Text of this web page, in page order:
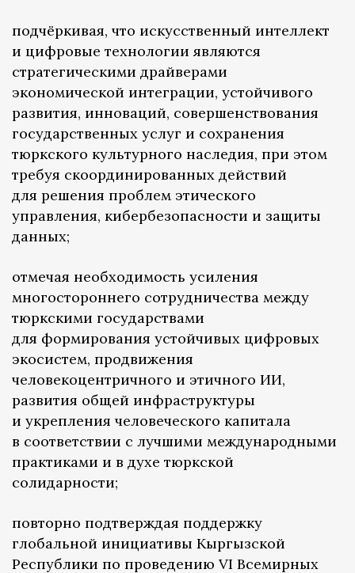
подчёркивая, что искусственный интеллект
и цифровые технологии являются
стратегическими драйверами
экономической интеграции, устойчивого
развития, инноваций, совершенствования
государственных услуг и сохранения
тюркского культурного наследия, при этом
требуя скоординированных действий
для решения проблем этического
управления, кибербезопасности и защиты
данных;
отмечая необходимость усиления
многостороннего сотрудничества между
тюркскими государствами
для формирования устойчивых цифровых
экосистем, продвижения
человекоцентричного и этичного ИИ,
развития общей инфраструктуры
и укрепления человеческого капитала
в соответствии с лучшими международными
практиками и в духе тюркской
солидарности;
повторно подтверждая поддержку
глобальной инициативы Кыргызской
Республики по проведению VI Всемирных